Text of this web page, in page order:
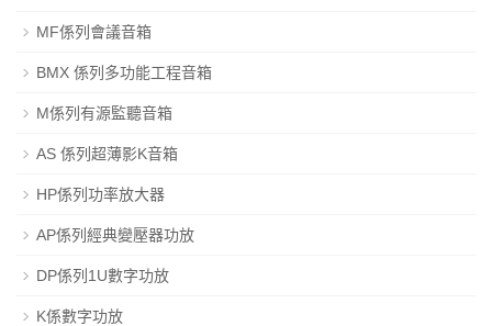
MF係列會議音箱
BMX 係列多功能工程音箱
M係列有源監聽音箱
AS 係列超薄影K音箱
HP係列功率放大器
AP係列經典變壓器功放
DP係列1U數字功放
K係數字功放